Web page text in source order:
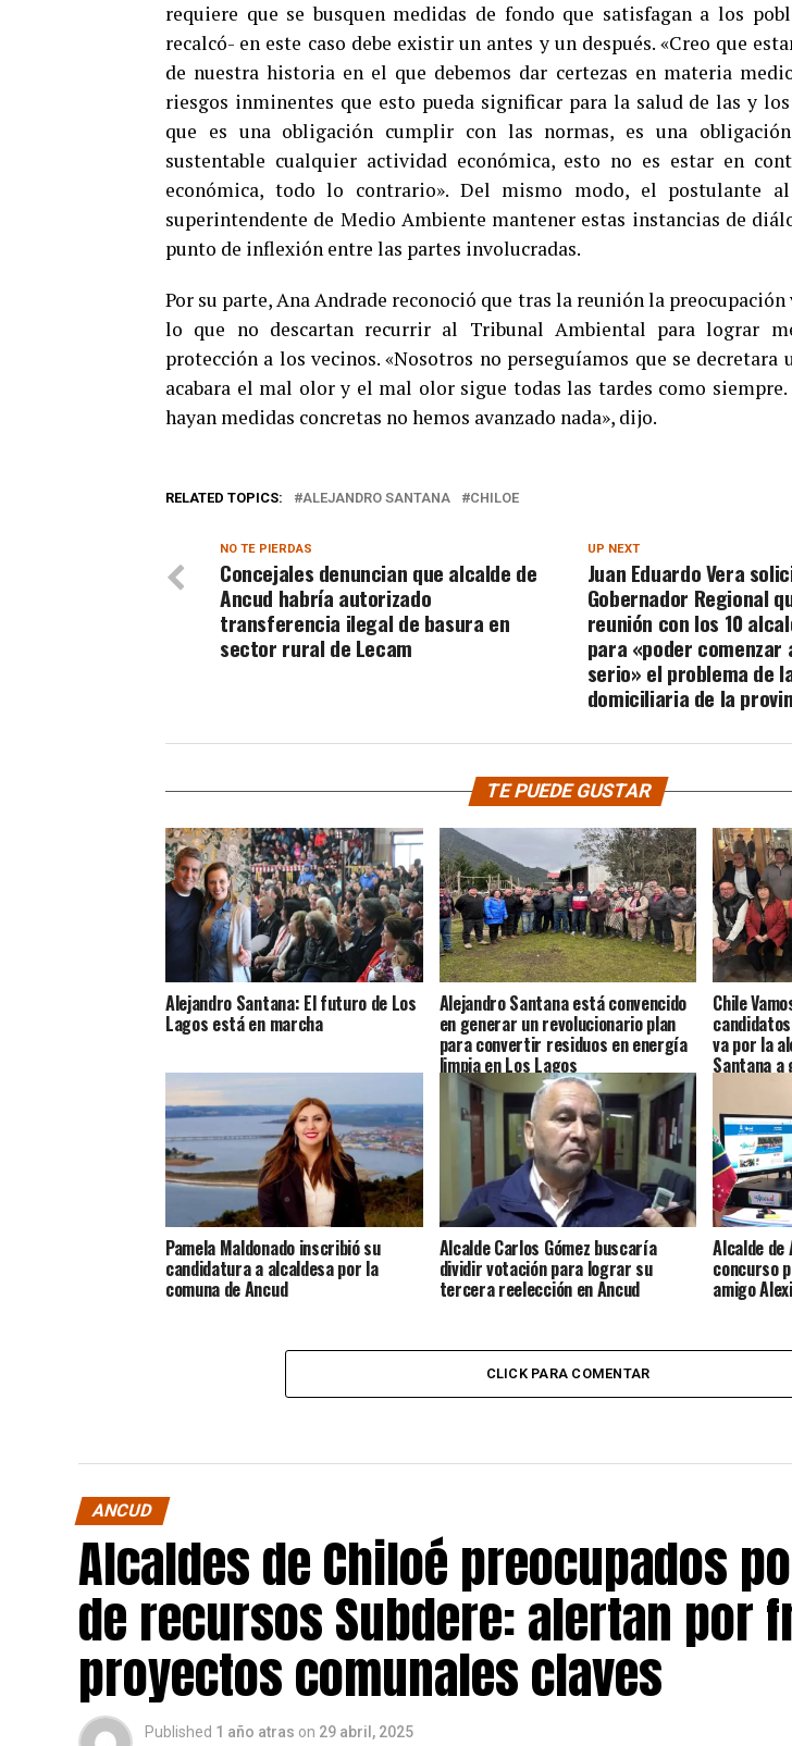
requiere que se busquen medidas de fondo que satisfagan a los
recalcó- en este caso debe existir un antes y un después. «Creo que
de nuestra historia en el que debemos dar certezas en materia
riesgos inminentes que esto pueda significar para la salud de las y
que es una obligación cumplir con las normas, es una
sustentable cualquier actividad económica, esto no es estar en
económica, todo lo contrario». Del mismo modo, el postulante
superintendente de Medio Ambiente mantener estas instancias de
punto de inflexión entre las partes involucradas.
Por su parte, Ana Andrade reconoció que tras la reunión la
lo que no descartan recurrir al Tribunal Ambiental para lograr
protección a los vecinos. «Nosotros no perseguíamos que se decretara
acabara el mal olor y el mal olor sigue todas las tardes como
hayan medidas concretas no hemos avanzado nada», dijo.
RELATED TOPICS: ALEJANDRO SANTANA CHILOE
UP NEXT
Juan Eduardo Vera
Gobernador Regional
reunión con los 10
para «poder
serio» el problema de
domiciliaria de la
NO TE PIERDAS
Concejales denuncian que alcalde de
Ancud habría autorizado
transferencia ilegal de basura en
sector rural de Lecam
TE PUEDE GUSTAR
Alejandro Santana: El futuro de Los
Lagos está en marcha
Alejandro Santana está convencido
en generar un revolucionario plan
para convertir residuos en energía
limpia en Los Lagos
Chile
va por la
Santana a
Pamela Maldonado inscribió su
candidatura a alcaldesa por la
comuna de Ancud
Alcalde Carlos Gómez buscaría
dividir votación para lograr su
tercera reelección en Ancud
Alcalde
concurso
amigo
CLICK PARA COMENTAR
ANCUD
Alcaldes de Chiloé preocupados
de recursos Subdere: alertan por
proyectos comunales claves
Published 1 año atras on 29 abril, 2025